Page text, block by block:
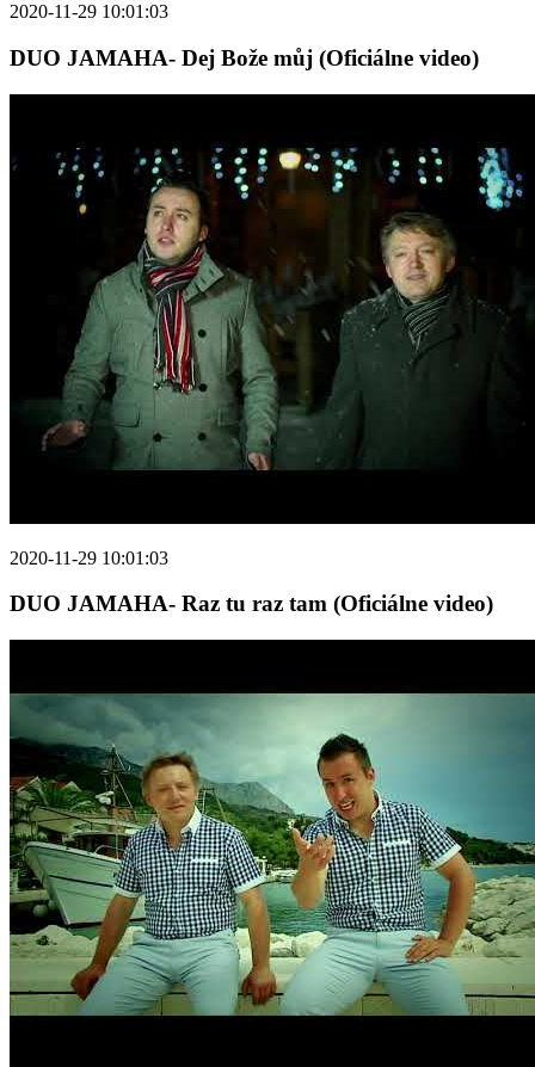
2020-11-29 10:01:03
DUO JAMAHA- Dej Bože můj (Oficiálne video)
2020-11-29 10:01:03
DUO JAMAHA- Raz tu raz tam (Oficiálne video)